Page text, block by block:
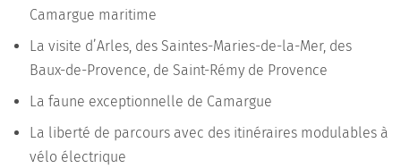
Camargue maritime
La visite d’Arles, des Saintes-Maries-de-la-Mer, des
Baux-de-Provence, de Saint-Rémy de Provence
La faune exceptionnelle de Camargue
La liberté de parcours avec des itinéraires modulables à
vélo électrique